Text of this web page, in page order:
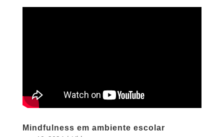
Mindfulness em ambiente escolar